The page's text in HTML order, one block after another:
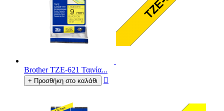
Brother TZE-621 Ταινία...
+ Προσθήκη στο καλάθι 